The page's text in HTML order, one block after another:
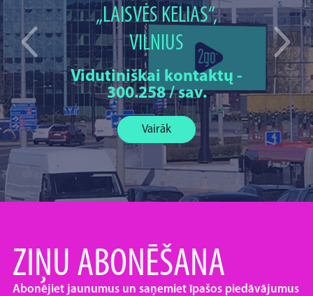
„LAISVĖS KELIAS“,
VILNIUS
Vidutiniškai kontaktų -
300.258 / sav.
Vairāk
ZIŅU ABONĒŠANA
Abonējiet jaunumus un saņemiet īpašos piedāvājumus